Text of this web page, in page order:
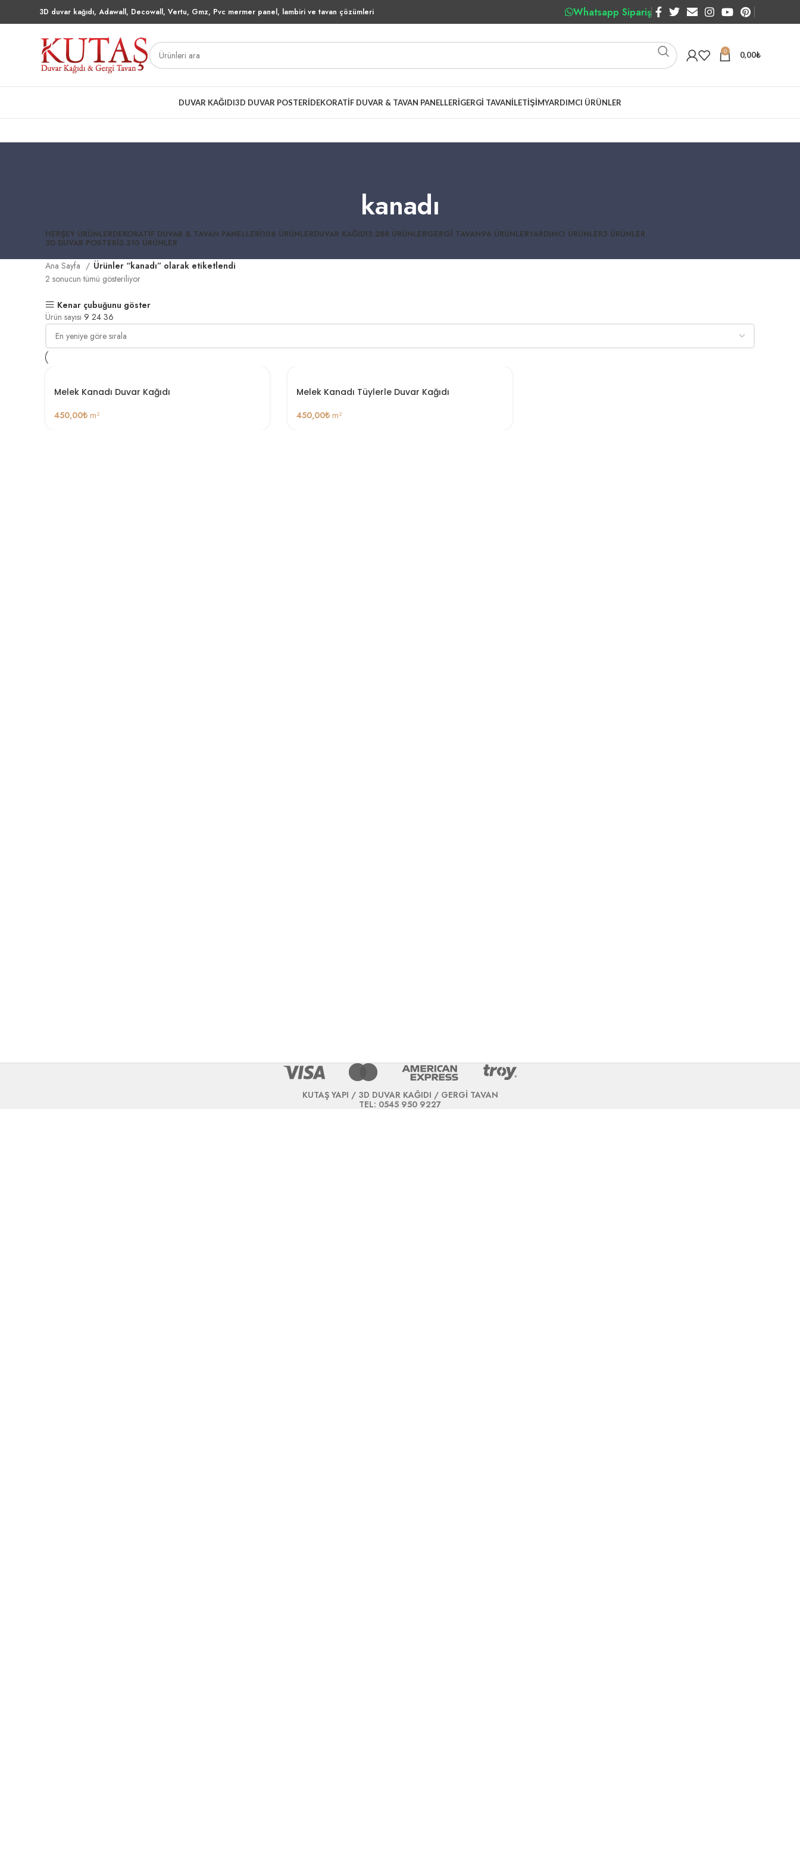
3D duvar kağıdı, Adawall, Decowall, Vertu, Gmz, Pvc mermer panel, lambiri ve tavan çözümleri Whatsapp Sipariş
0 0,00₺
DUVAR KAĞIDI3D DUVAR POSTERIDEKORATIF DUVAR & TAVAN PANELLERIGERGI TAVANİLETIŞIMYARDIMCI ÜRÜNLER
kanadı
HERŞEY ÜRÜNLERDEKORATIF DUVAR & TAVAN PANELLERI106 ÜRÜNLERDUVAR KAĞIDI3.288 ÜRÜNLERGERGI TAVAN96 ÜRÜNLERYARDIMCI ÜRÜNLER3 ÜRÜNLER
3D DUVAR POSTERI3.310 ÜRÜNLER
Ana Sayfa
Ürünler “kanadı” olarak etiketlendi
2 sonucun tümü gösteriliyor
Kenar çubuğunu göster
Ürün sayısı 9 24 36
Melek Kanadı Duvar Kağıdı
450,00₺ m²
Melek Kanadı Tüylerle Duvar Kağıdı
450,00₺ m²
KUTAŞ YAPI / 3D DUVAR KAĞIDI / GERGİ TAVAN
TEL: 0545 950 9227